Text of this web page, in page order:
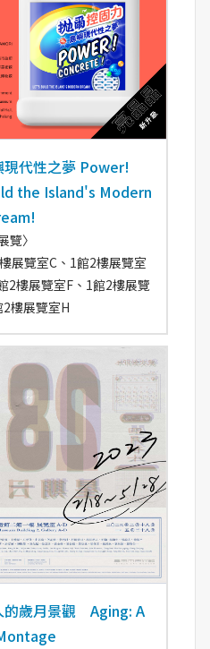
代性之夢 Power!
the Island's Modern
覽〉
展覽室C、1館2樓展覽室
2樓展覽室F、1館2樓展覽
2樓展覽室H
的歲月景觀 Aging: A